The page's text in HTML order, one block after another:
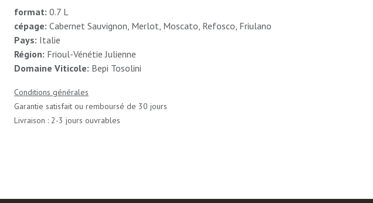
format: 0.7 L
cépage: Cabernet Sauvignon, Merlot, Moscato, Refosco, Friulano
Pays: Italie
Région: Frioul-Vénétie Julienne
Domaine Viticole: Bepi Tosolini
Conditions générales
Garantie satisfait ou remboursé de 30 jours
Livraison : 2-3 jours ouvrables